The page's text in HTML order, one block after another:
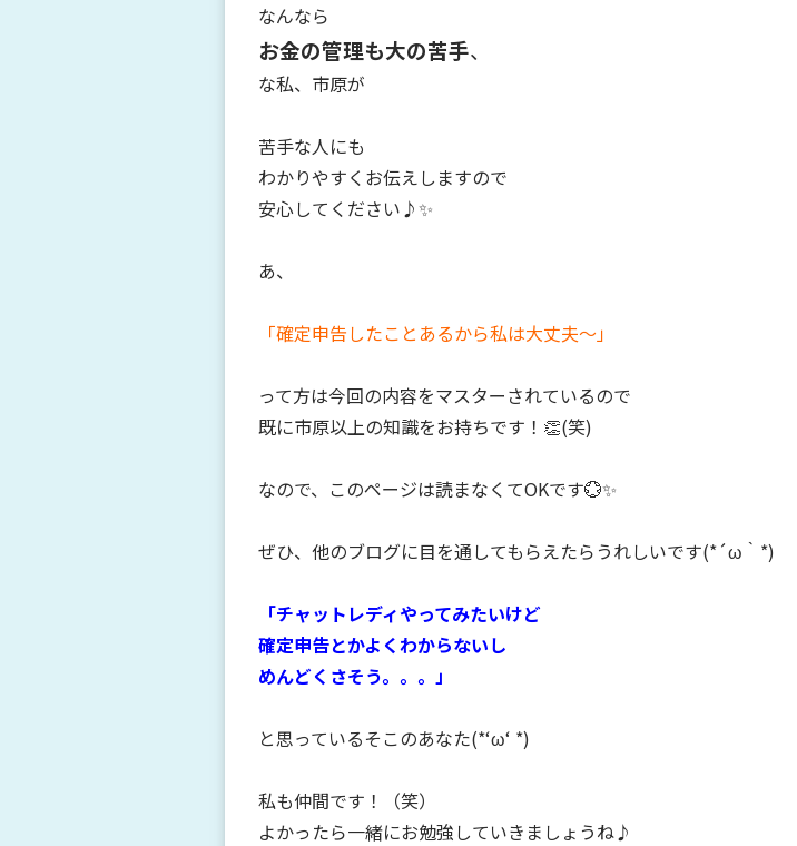
なんなら
お金の管理も大の苦手、
な私、市原が
苦手な人にも
わかりやすくお伝えしますので
安心してください♪✨
あ、
「確定申告したことあるから私は大丈夫～」
って方は今回の内容をマスターされているので
既に市原以上の知識をお持ちです！👏(笑)
なので、このページは読まなくてOKです💮✨
ぜひ、他のブログに目を通してもらえたらうれしいです(*´ω｀*)
「チャットレディやってみたいけど
確定申告とかよくわからないし
めんどくさそう。。。」
と思っているそこのあなた(*‘ω‘ *)
私も仲間です！（笑）
よかったら一緒にお勉強していきましょうね♪